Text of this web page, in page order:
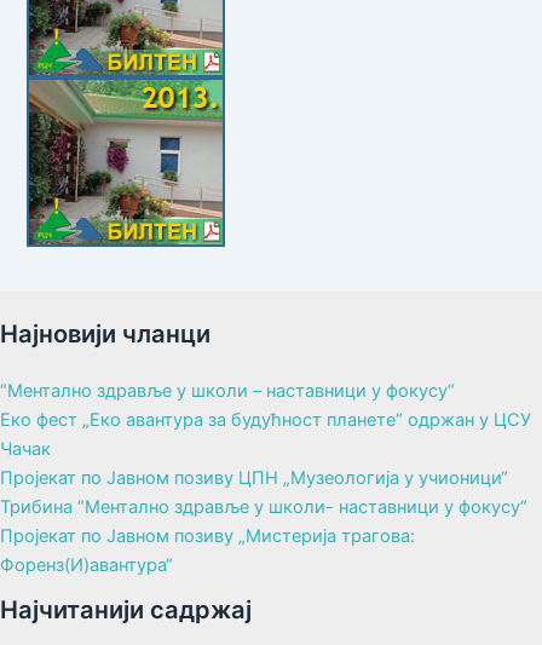
Најновији чланци
“Ментално здравље у школи – наставници у фокусу“
Еко фест „Еко авантура за будућност планете“ одржан у ЦСУ
Чачак
Пројекат по Јавном позиву ЦПН „Музеологија у учионици“
Трибина “Ментално здравље у школи- наставници у фокусу“
Пројекат по Јавном позиву „Мистерија трагова:
Форенз(И)авантура“
Најчитанији садржај